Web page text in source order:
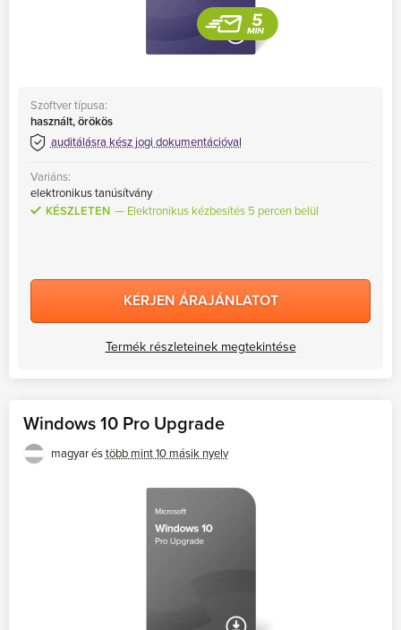
Szoftver típusa:
használt, örökös
auditálásra kész jogi dokumentációval
Variáns:
elektronikus tanúsítvány
KÉSZLETEN
Elektronikus kézbesítés 5 percen belül
KÉRJEN ÁRAJÁNLATOT
Termék részleteinek megtekintése
Windows 10 Pro Upgrade
magyar éstöbb mint 10 másik nyelv